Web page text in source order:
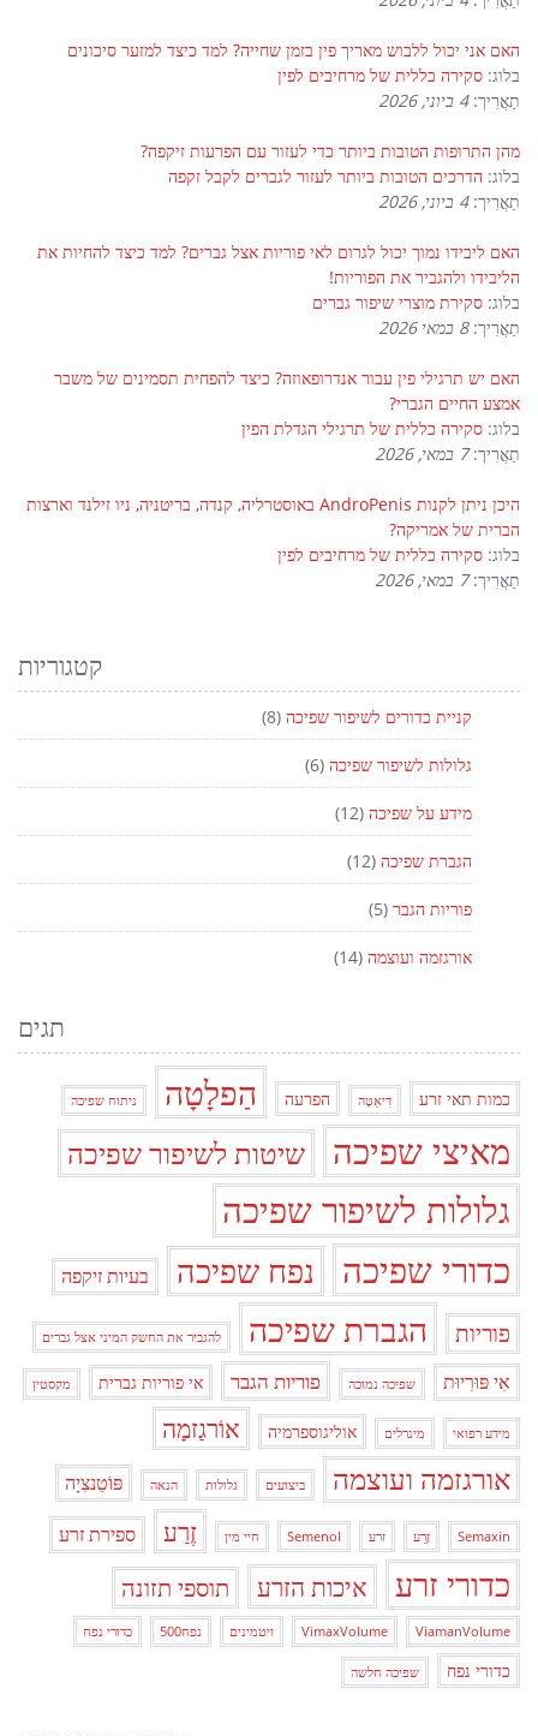
האם אני יכול ללבוש מאריך פין בזמן שחייה? למד כיצד למזער סיכונים
בלוג: סקירה כללית של מרחיבים לפין
תַאֲרִיך:4 ביוני, 2026
מהן התרופות הטובות ביותר כדי לעזור עם הפרעות זיקפה?
בלוג: הדרכים הטובות ביותר לעזור לגברים לקבל זקפה
תַאֲרִיך:4 ביוני, 2026
האם ליבידו נמוך יכול לגרום לאי פוריות אצל גברים? למד כיצד להחיות את
הליבידו ולהגביר את הפוריות!
בלוג: סקירת מוצרי שיפור גברים
תַאֲרִיך:8 במאי 2026
האם יש תרגילי פין עבור אנדרופאוזה? כיצד להפחית תסמינים של משבר
אמצע החיים הגברי?
בלוג: סקירה כללית של תרגילי הגדלת הפין
תַאֲרִיך:7 במאי, 2026
היכן ניתן לקנות AndroPenis באוסטרליה, קנדה, בריטניה, ניו זילנד וארצות
הברית של אמריקה?
בלוג: סקירה כללית של מרחיבים לפין
תַאֲרִיך:7 במאי, 2026
קטגוריות
קניית כדורים לשיפור שפיכה (8)
גלולות לשיפור שפיכה (6)
מידע על שפיכה (12)
הגברת שפיכה (12)
פוריות הגבר (5)
אורגזמה ועוצמה (14)
תגים
כמות תאי זרע דִיאֵטָה הפרעה הַפלָטָה ניתוח שפיכה
מאיצי שפיכה שיטות לשיפור שפיכה
גלולות לשיפור שפיכה
כדורי שפיכה נפח שפיכה בעיות זיקפה
פוריות הגברת שפיכה להגביר את החשק המיני אצל גברים
אִי פּוּרִיוּת שפיכה נמוכה פוריות הגבר אי פוריות גברית מקסטין
מידע רפואי מינרלים אוליגוספרמיה אוֹרגַזמָה
אורגזמה ועוצמה ביצועים גלולות הנאה פּוֹטֵנצִיָה
Semaxin זֶרַע זרע Semenol חיי מין זֶרַע ספירת זרע
כדורי זרע איכות הזרע תוספי תזונה
ViamanVolume
VimaxVolume ויטמינים נפח500 כדורי נפח
כדורי נפח שפיכה חלשה